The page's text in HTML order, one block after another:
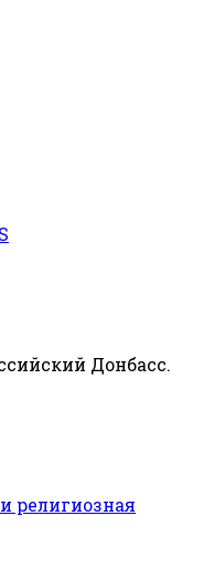
Донбасс.
религиозная